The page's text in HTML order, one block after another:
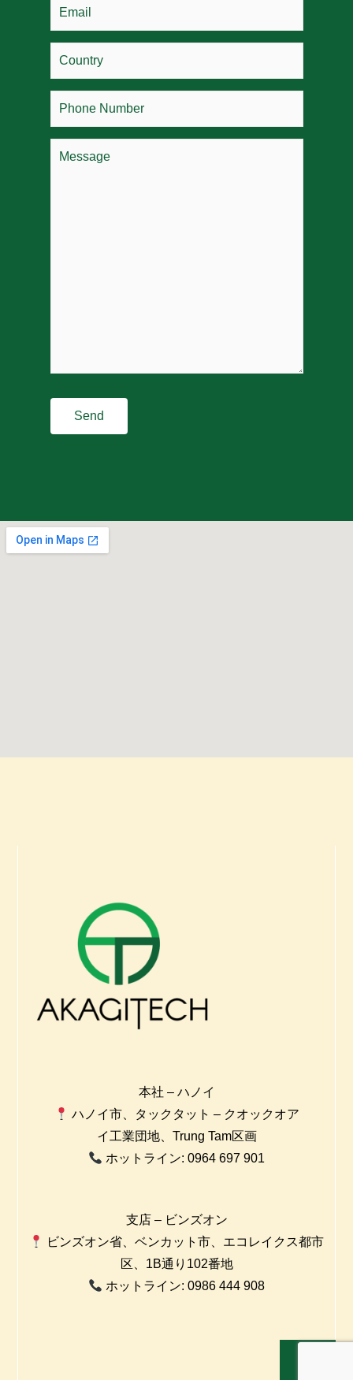
本社 – ハノイ
ハノイ市、タックタット – クオックオア
イ工業団地、Trung Tam区画
ホットライン: 0964 697 901
支店 – ビンズオン
ビンズオン省、ベンカット市、エコレイクス都市
区、1B通り102番地
ホットライン: 0986 444 908